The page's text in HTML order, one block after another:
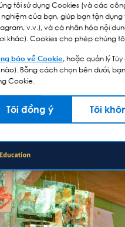
Reggio Emilia®,
bằng các ghi chép,
tư liệu này sẽ được
giáo dục con nhiều
tôi sử dụng Cookies (và các
nghiệm của bạn, giúp bạn tận
v.v.), và cá nhân hóa nội
khác). Cookies cho phép chúng
báo về Cookie, hoặc quản lý
Bằng cách chọn bên dưới,
Cookie.
Tôi đồng ý Tôi